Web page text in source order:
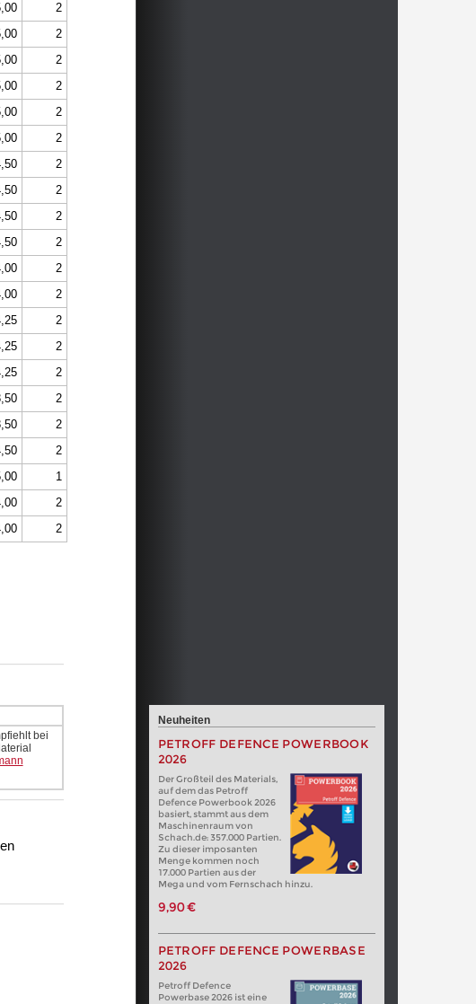
2
2
2
2
2
2
2
2
2
2
2
2
2
2
2
2
2
2
1
2
2
bei
Neuheiten
PETROFF DEFENCE POWERBOOK
2026
Der Großteil des Materials,
auf dem das Petroff
Defence Powerbook 2026
basiert, stammt aus dem
Maschinenraum von
Schach.de: 357.000 Partien.
Zu dieser imposanten
Menge kommen noch
17.000 Partien aus der
Mega und vom Fernschach hinzu.
9,90 €
PETROFF DEFENCE POWERBASE
2026
Petroff Defence
Powerbase 2026 ist eine